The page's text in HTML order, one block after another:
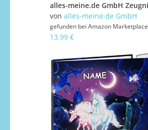
von alles-meine.de GmbH
gefunden bei Amazon Marketplace
13,99 €